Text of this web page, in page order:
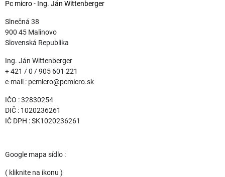
Pc micro - Ing. Ján Wittenberger
Slnečná 38
900 45 Malinovo
Slovenská Republika
Ing. Ján Wittenberger
+ 421 / 0 / 905 601 221
e-mail : pcmicro@pcmicro.sk
IČO : 32830254
DIČ : 1020236261
IČ DPH : SK1020236261
Google mapa sídlo :
( kliknite na ikonu )